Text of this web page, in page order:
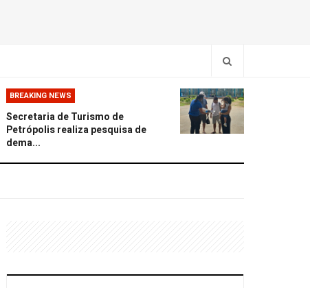
BREAKING NEWS
Secretaria de Turismo de
Petrópolis realiza pesquisa de
dema...